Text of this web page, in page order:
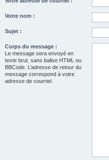
Votre nom :
Sujet :
Corps du message :
Le message sera envoyé en
texte brut, sans balise HTML ou
BBCode. L’adresse de retour du
message correspond à votre
adresse de courriel.